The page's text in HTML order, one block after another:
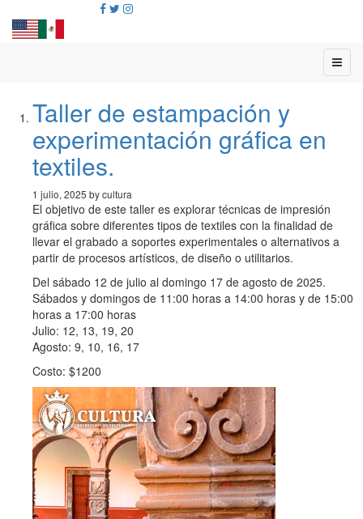
Taller de estampación y
experimentación gráfica en
textiles.
1 julio, 2025 by cultura
El objetivo de este taller es explorar técnicas de impresión
gráfica sobre diferentes tipos de textiles con la finalidad de
llevar el grabado a soportes experimentales o alternativos a
partir de procesos artísticos, de diseño o utilitarios.
Del sábado 12 de julio al domingo 17 de agosto de 2025.​
Sábados y domingos de 11:00 horas a 14:00 horas y de 15:00
horas a 17:00 horas
Julio: 12, 13, 19, 20
Agosto: 9, 10, 16, 17
Costo: $1200